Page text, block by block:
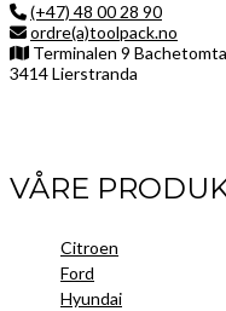
(+47) 48 00 28 90
ordre(a)toolpack.no
Terminalen 9
3414 Lierstranda
VÅRE
Citroen
Ford
Hyundai